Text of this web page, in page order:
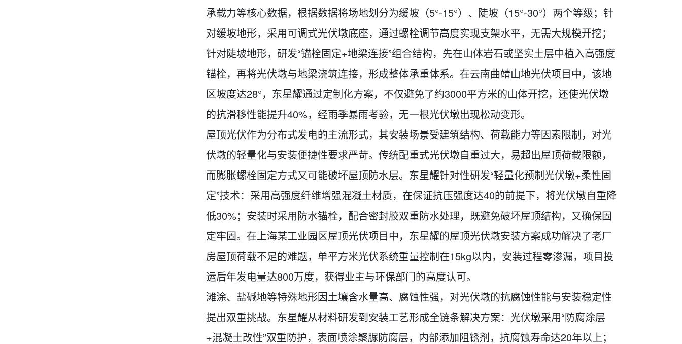
承载力等核心数据，根据数据将场地划分为缓坡（5°-15°）、陡坡（15°-30°）两个等级；针
对缓坡地形，采用可调式光伏墩底座，通过螺栓调节高度实现支架水平，无需大规模开挖；
针对陡坡地形，研发“锚栓固定+地梁连接”组合结构，先在山体岩石或坚实土层中植入高强度
锚栓，再将光伏墩与地梁浇筑连接，形成整体承重体系。在云南曲靖山地光伏项目中，该地
区坡度达28°，东星耀通过定制化方案，不仅避免了约3000平方米的山体开挖，还使光伏墩
的抗滑移性能提升40%，经雨季暴雨考验，无一根光伏墩出现松动变形。
屋顶光伏作为分布式发电的主流形式，其安装场景受建筑结构、荷载能力等因素限制，对光
伏墩的轻量化与安装便捷性要求严苛。传统配重式光伏墩自重过大，易超出屋顶荷载限额，
而膨胀螺栓固定方式又可能破坏屋顶防水层。东星耀针对性研发“轻量化预制光伏墩+柔性固
定”技术：采用高强度纤维增强混凝土材质，在保证抗压强度达40的前提下，将光伏墩自重降
低30%；安装时采用防水锚栓，配合密封胶双重防水处理，既避免破坏屋顶结构，又确保固
定牢固。在上海某工业园区屋顶光伏项目中，东星耀的屋顶光伏墩安装方案成功解决了老厂
房屋顶荷载不足的难题，单平方米光伏系统重量控制在15kg以内，安装过程零渗漏，项目投
运后年发电量达800万度，获得业主与环保部门的高度认可。
滩涂、盐碱地等特殊地形因土壤含水量高、腐蚀性强，对光伏墩的抗腐蚀性能与安装稳定性
提出双重挑战。东星耀从材料研发到安装工艺形成全链条解决方案：光伏墩采用“防腐涂层
+混凝土改性”双重防护，表面喷涂聚脲防腐层，内部添加阻锈剂，抗腐蚀寿命达20年以上；